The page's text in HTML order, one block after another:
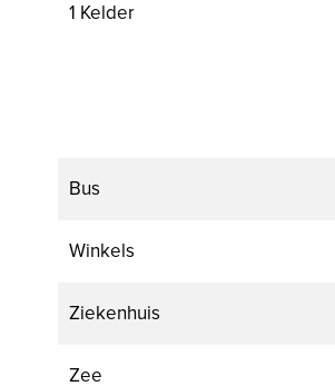
1 Kelder
Bus
Winkels
Ziekenhuis
Zee